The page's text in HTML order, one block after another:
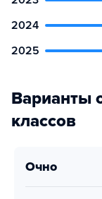
2024
2025
Варианты
классов
очно